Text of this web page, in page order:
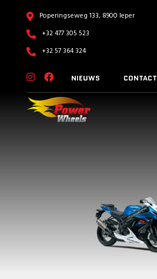
Poperingseweg 133, 8900 Ieper
+32 477 305 523
+32 57 364 324
NIEUWS CONTACT